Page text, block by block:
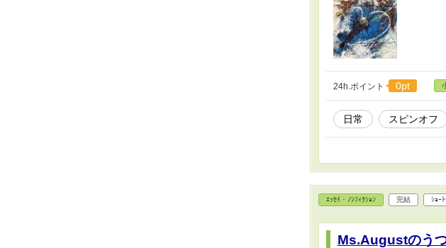
24h.ポイント 0pt
日常 スピンオフ
ｴｯｾｲ・ﾉﾝﾌｨｸｼｮﾝ 完結 ｼｮｰ
Ms.Augustのう